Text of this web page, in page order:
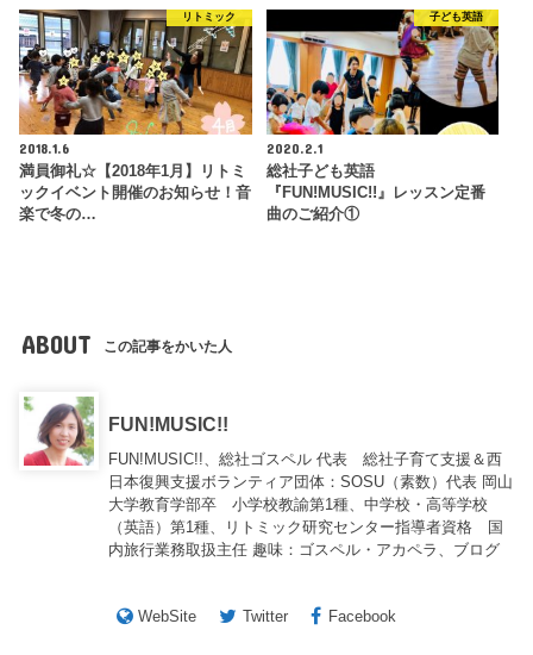
リトミック
2018.1.6
満員御礼☆【2018年1月】リトミ
ックイベント開催のお知らせ！音
楽で冬の…
子ども英語
2020.2.1
総社子ども英語
『FUN!MUSIC!!』レッスン定番
曲のご紹介①
ABOUT この記事をかいた人
FUN!MUSIC!!
FUN!MUSIC!!、総社ゴスペル 代表 総社子育て支援＆西
日本復興支援ボランティア団体：SOSU（素数）代表 岡山
大学教育学部卒 小学校教諭第1種、中学校・高等学校
（英語）第1種、リトミック研究センター指導者資格 国
内旅行業務取扱主任 趣味：ゴスペル・アカペラ、ブログ
WebSite Twitter Facebook